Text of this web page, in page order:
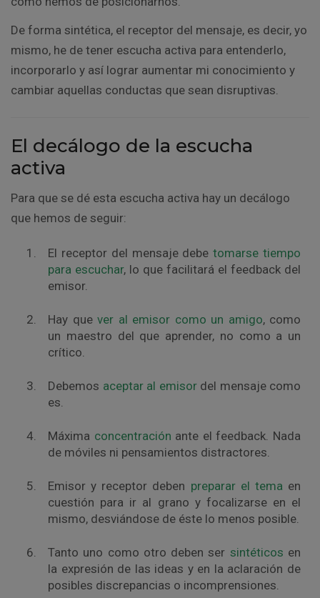
De forma sintética, el receptor del mensaje, es decir, yo
mismo, he de tener escucha activa para entenderlo,
incorporarlo y así lograr aumentar mi conocimiento y
cambiar aquellas conductas que sean disruptivas.
El decálogo de la escucha
activa
Para que se dé esta escucha activa hay un decálogo
que hemos de seguir:
El receptor del mensaje debetomarse tiempo
para escuchar, lo que facilitará el feedback del
emisor.
Hay que ver al emisor como un amigo, como
un maestro del que aprender, no como a un
crítico.
Debemos aceptar al emisordel mensaje como
es.
Máxima concentración ante el feedback. Nada
de móviles ni pensamientos distractores.
Emisor y receptor deben preparar el tema en
cuestión para ir al grano y focalizarse en el
mismo, desviándose de éste lo menos posible.
Tanto uno como otro deben ser sintéticos en
la expresión de las ideas y en la aclaración de
posibles discrepancias o incomprensiones.